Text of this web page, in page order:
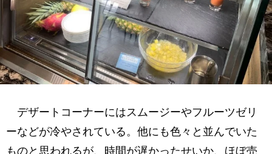
デザートコーナーにはスムージーやフルーツゼリ
ーなどが冷やされている。他にも色々と並んでいた
ものと思われるが、時間が遅かったせいか、ほぼ売